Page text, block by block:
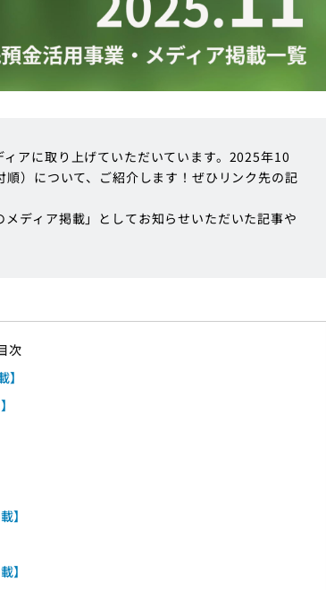
ィアに取り上げていただいています。2025年10
）について、ご紹介します！ぜひリンク先の記
ディア掲載」としてお知らせいただいた記事や
】
】